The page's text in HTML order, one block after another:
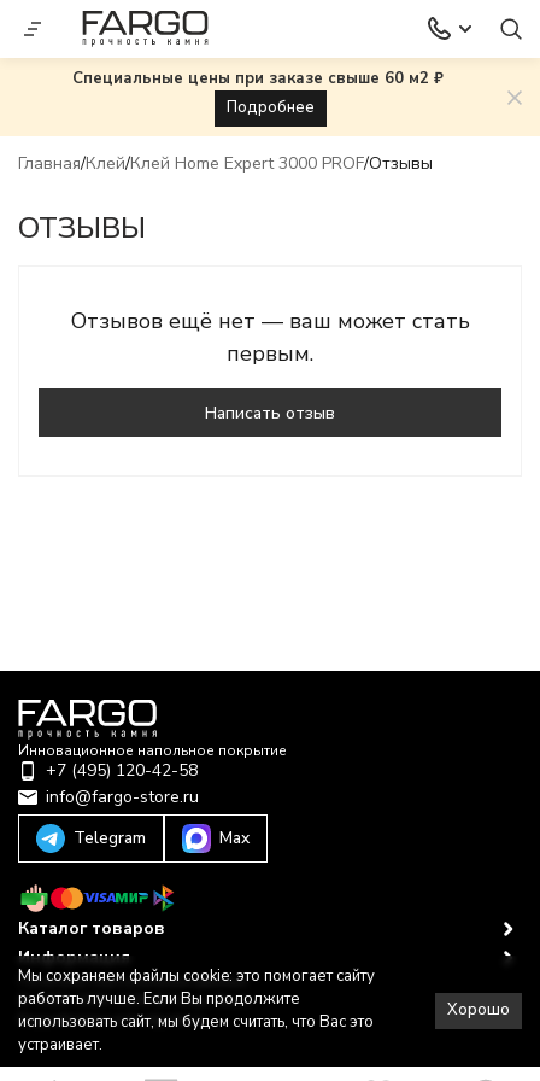
Специальные цены при заказе свыше 60 м2 ₽
Подробнее
Главная Клей Клей Home Expert 3000 PROF Отзывы
ОТЗЫВЫ
Отзывов ещё нет — ваш может стать
первым.
Написать отзыв
Инновационное напольное покрытие
+7 (495) 120-42-58
info@fargo-store.ru
Telegram
Max
Каталог товаров
Информация
Политика персональных данных
© 2022–2025-2026 © Fargo Store
Разработано вbodysite.ru
Мы сохраняем файлы cookie: это помогает сайту
работать лучше. Если Вы продолжите
использовать сайт, мы будем считать, что Вас это
устраивает.
Хорошо